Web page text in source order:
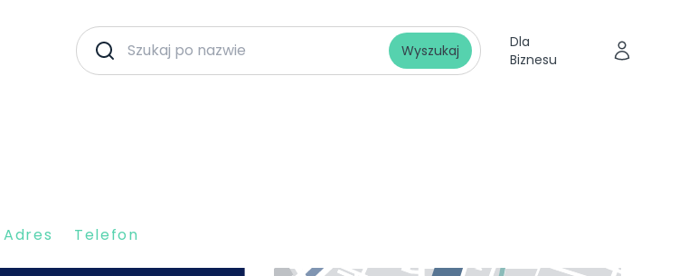
Wyszukaj
Dla
Biznesu
Adres Telefon